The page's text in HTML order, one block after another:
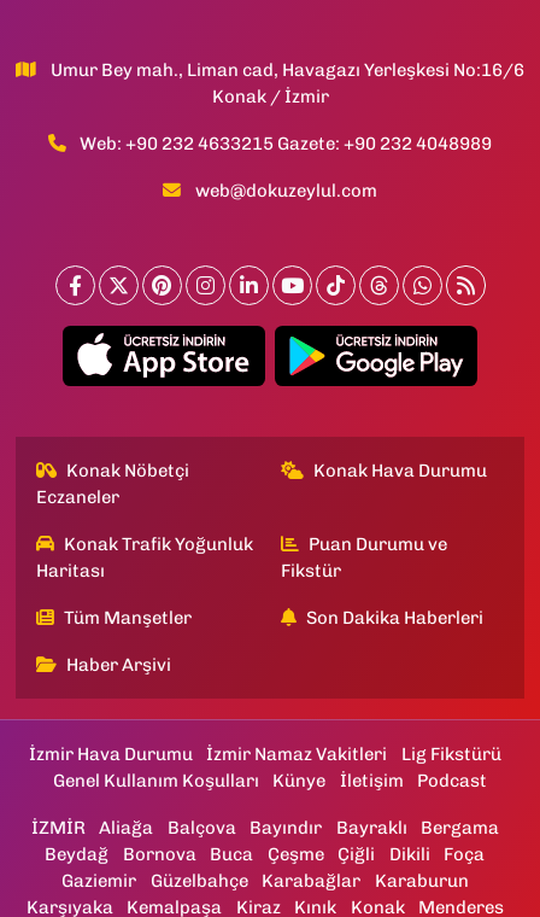
Umur Bey mah., Liman cad, Havagazı Yerleşkesi No:16/6
Konak / İzmir
Web: +90 232 4633215 Gazete: +90 232 4048989
web@dokuzeylul.com
Konak Nöbetçi
Eczaneler
Konak Hava Durumu
Konak Trafik Yoğunluk
Haritası
Puan Durumu ve
Fikstür
Tüm Manşetler Son Dakika Haberleri
Haber Arşivi
İzmir Hava Durumu İzmir Namaz Vakitleri
Lig Fikstürü
Genel Kullanım Koşulları
Künye İletişim Podcast
İZMİR Aliağa Balçova Bayındır Bayraklı
Bergama
Beydağ
Bornova Buca Çeşme Çiğli Dikili
Foça
Gaziemir
Güzelbahçe Karabağlar
Karaburun
Karşıyaka
Kemalpaşa Kiraz Kınık Konak Menderes